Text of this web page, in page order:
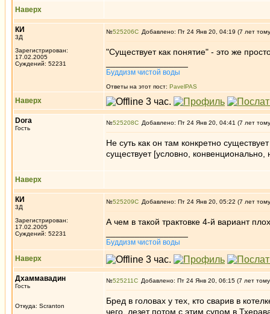
Наверх
КИ
3Д
Зарегистрирован:
17.02.2005
Суждений: 52231
№525206 Добавлено: Пт 24 Янв 20, 04:19 (7 лет
"Существует как понятие" - это же
Буддизм чистой воды
Ответы на этот пост: PavelPAS
Наверх
Dora
Гость
№525208 Добавлено: Пт 24 Янв 20, 04:41 (7 лет
Не суть как он там конкретно
существует [условно,
Наверх
КИ
3Д
Зарегистрирован:
17.02.2005
Суждений: 52231
№525209 Добавлено: Пт 24 Янв 20, 05:22 (7 лет
А чем в такой трактовке 4-й вариант
Буддизм чистой воды
Наверх
Дхаммавадин
Гость
Откуда: Scranton
№525211 Добавлено: Пт 24 Янв 20, 06:15 (7 лет
Бред в головах у тех, кто сварив в
чего, лезет потом с этим супом в